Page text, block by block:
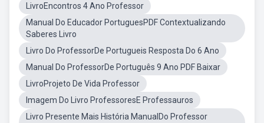
LivroEncontros 4 Ano Professor
Manual Do Educador PortuguesPDF Contextualizando
Saberes Livro
Livro Do ProfessorDe Portugueis Resposta Do 6 Ano
Manual Do ProfessorDe Português 9 Ano PDF Baixar
LivroProjeto De Vida Professor
Imagem Do Livro ProfessoresE Professauros
Livro Presente Mais História ManualDo Professor